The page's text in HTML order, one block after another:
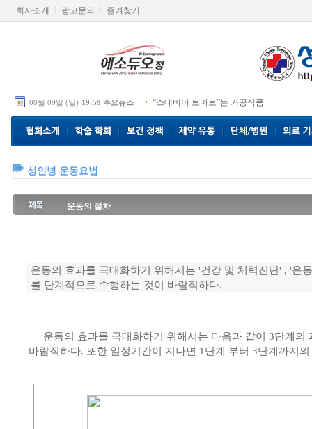
회사소개 광고문의 즐겨찾기
08월 09일 (일) 19:59 주요뉴스 “스테비아 토마토”는 가공식품
성인병 운동요법
운동의 절차
운동의 효과를 극대화하기 위해서는 '건강 및 체력진단' , '운
를 단계적으로 수행하는 것이 바람직하다.
운동의 효과를 극대화하기 위해서는 다음과 같이 3단계의
바람직하다. 또한 일정기간이 지나면 1단계 부터 3단계까지